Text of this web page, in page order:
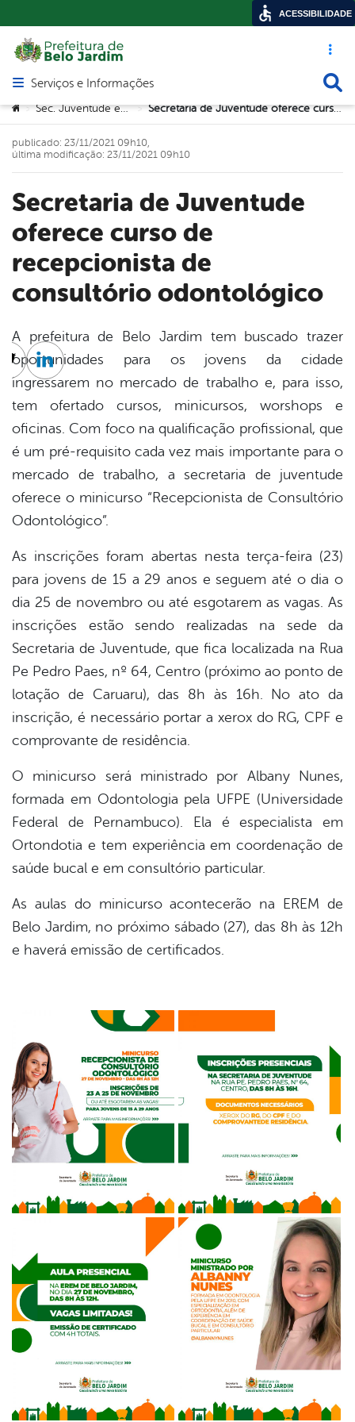
Acesso
Abrir menu principal de navegação
Serviços e Informações
Você está aqui:
> Sec. Juventude e Trabalho > Secretaria de Juventude oferece curso de recepcionista de consultório odontológico
Secretaria de Juventude
oferece curso de
recepcionista de
consultório odontológico
publicado: 23/11/2021 09h10,
última modificação: 23/11/2021 09h10
A prefeitura de Belo Jardim tem buscado trazer
oportunidades para os jovens da cidade
ingressarem no mercado de trabalho e, para isso,
tem ofertado cursos, minicursos, worshops e
oficinas. Com foco na qualificação profissional, que
é um pré-requisito cada vez mais importante para o
mercado de trabalho, a secretaria de juventude
oferece o minicurso “Recepcionista de Consultório
Odontológico”.
As inscrições foram abertas nesta terça-feira (23)
para jovens de 15 a 29 anos e seguem até o dia o
dia 25 de novembro ou até esgotarem as vagas. As
inscrições estão sendo realizadas na sede da
Secretaria de Juventude, que fica localizada na Rua
Pe Pedro Paes, nº 64, Centro (próximo ao ponto de
lotação de Caruaru), das 8h às 16h. No ato da
inscrição, é necessário portar a xerox do RG, CPF e
comprovante de residência.
O minicurso será ministrado por Albany Nunes,
formada em Odontologia pela UFPE (Universidade
Federal de Pernambuco). Ela é especialista em
Ortondotia e tem experiência em coordenação de
saúde bucal e em consultório particular.
As aulas do minicurso acontecerão na EREM de
Belo Jardim, no próximo sábado (27), das 8h às 12h
e haverá emissão de certificados.
Twitter
Linkedin
ACESSIBILIDADE